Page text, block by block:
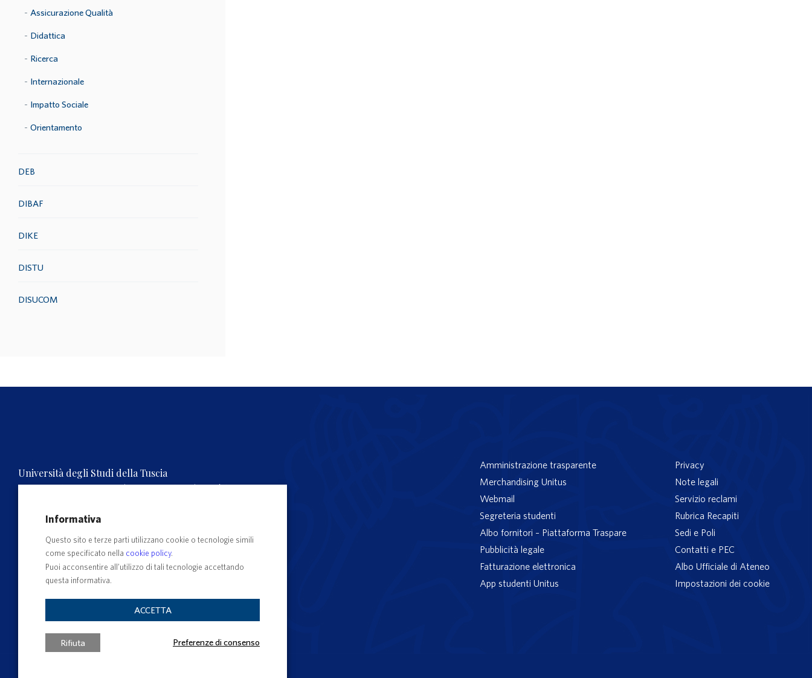
Assicurazione Qualità
Didattica
Ricerca
Internazionale
Impatto Sociale
Orientamento
DEB
DIBAF
DIKE
DISTU
DISUCOM
Università degli Studi della Tuscia
Rettorato, Via S.M. in Gradi n.4, 01100 Viterbo, ITALY.
C.F. 80029030568 – P.IVA 00575560560
Amministrazione trasparente
Merchandising Unitus
Webmail
Segreteria studenti
Albo fornitori – Piattaforma Traspare
Pubblicità legale
Fatturazione elettronica
App studenti Unitus
Privacy
Note legali
Servizio reclami
Rubrica Recapiti
Sedi e Poli
Contatti e PEC
Albo Ufficiale di Ateneo
Impostazioni dei cookie
Informativa
Questo sito e terze parti utilizzano cookie o tecnologie simili
come specificato nella cookie policy.
Puoi acconsentire all’utilizzo di tali tecnologie accettando
questa informativa.
ACCETTA
Rifiuta Preferenze di consenso